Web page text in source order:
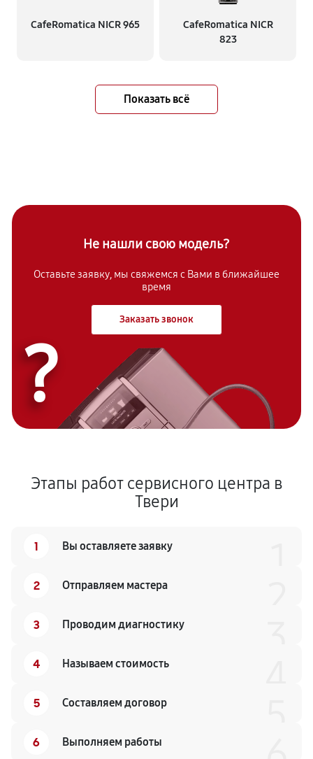
CafeRomatica NICR 965
CafeRomatica NICR
823
Показать всё
Не нашли свою модель?
Оставьте заявку, мы свяжемся с Вами в ближайшее
время
Заказать звонок
?
Этапы работ сервисного центра в
Твери
1 Вы оставляете заявку
2 Отправляем мастера
3 Проводим диагностику
4 Называем стоимость
5 Составляем договор
6 Выполняем работы